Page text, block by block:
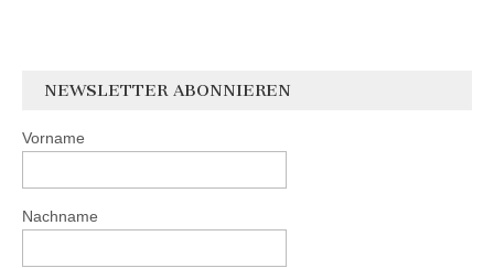
NEWSLETTER ABONNIEREN
Vorname
Nachname